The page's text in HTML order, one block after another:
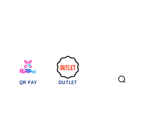
QR PAY OUTLET